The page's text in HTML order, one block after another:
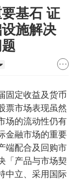
基石 证
施解决
固定收益及货币
票市场表现虽然
场的流动性仍有
金融市场的重要
端配合及回购市
「产品与市场契
中立、采用国际